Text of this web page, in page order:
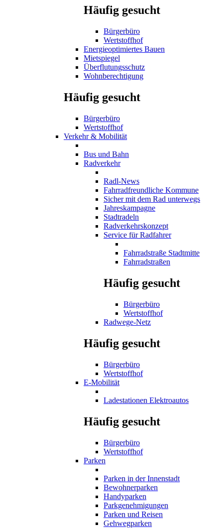
Häufig gesucht
Bürgerbüro
Wertstoffhof
Energieoptimiertes Bauen
Mietspiegel
Überflutungsschutz
Wohnberechtigung
Häufig gesucht
Bürgerbüro
Wertstoffhof
Verkehr & Mobilität
Bus und Bahn
Radverkehr
Radl-News
Fahrradfreundliche Kommune
Sicher mit dem Rad unterwegs
Jahreskampagne
Stadtradeln
Radverkehrskonzept
Service für Radfahrer
Fahrradstraße Stadtmitte
Fahrradstraßen
Häufig gesucht
Bürgerbüro
Wertstoffhof
Radwege-Netz
Häufig gesucht
Bürgerbüro
Wertstoffhof
E-Mobilität
Ladestationen Elektroautos
Häufig gesucht
Bürgerbüro
Wertstoffhof
Parken
Parken in der Innenstadt
Bewohnerparken
Handyparken
Parkgenehmigungen
Parken und Reisen
Gehwegparken